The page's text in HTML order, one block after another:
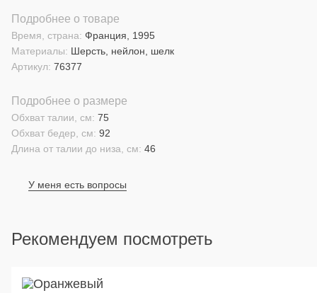
Подробнее о товаре
Материалы: Шерсть, нейлон, шелк
Время, страна: Франция, 1995
Артикул: 76377
Подробнее о размере
Длина от талии до низа, см: 46
Обхват бедер, см: 92
Обхват талии, см: 75
У меня есть вопросы
Рекомендуем посмотреть